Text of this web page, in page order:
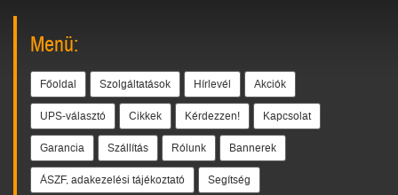
Menü:
Főoldal Szolgáltatások Hírlevél Akciók
UPS-választó Cikkek Kérdezzen! Kapcsolat
Garancia Szállítás Rólunk Bannerek
ÁSZF, adakezelési tájékoztató Segítség